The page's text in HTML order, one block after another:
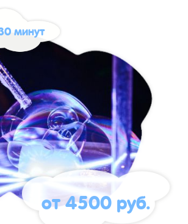
минут
от 4500 руб.